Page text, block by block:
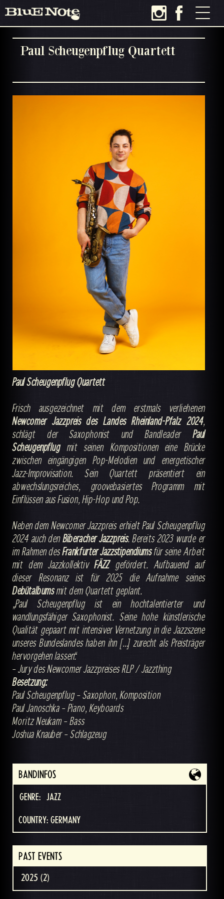
Paul Scheugenpflug Quartett
Paul Scheugenpflug Quartett
Frisch ausgezeichnet mit dem erstmals verliehenen
Newcomer Jazzpreis des Landes Rheinland-Pfalz 2024,
schlägt der Saxophonist und BandleaderPaul
Scheugenpflugmit seinen Kompositionen eine Brücke
zwischen eingängigen Pop-Melodien und energetischer
Jazz-Improvisation. Sein Quartett präsentiert ein
abwechslungsreiches, groovebasiertes Programm mit
Einflüssen aus Fusion, Hip-Hop und Pop.
Neben dem Newcomer Jazzpreis erhielt Paul Scheugenpflug
2024 auch denBiberacher Jazzpreis. Bereits 2023 wurde er
im Rahmen desFrankfurter Jazzstipendiumsfür seine Arbeit
mit dem JazzkollektivFÄZZgefördert. Aufbauend auf
dieser Resonanz ist für 2025 die Aufnahme seines
Debütalbumsmit dem Quartett geplant.
„Paul Scheugenpflug ist ein hochtalentierter und
wandlungsfähiger Saxophonist. Seine hohe künstlerische
Qualität gepaart mit intensiver Vernetzung in die Jazzszene
unseres Bundeslandes haben ihn [...] zurecht als Preisträger
hervorgehen lassen.“
– Jury des Newcomer Jazzpreises RLP / Jazzthing
Besetzung:
Paul Scheugenpflug – Saxophon, Komposition
Paul Janoschka – Piano, Keyboards
Moritz Neukam – Bass
Joshua Knauber – Schlagzeug
BANDINFOS
GENRE: JAZZ
COUNTRY: GERMANY
PAST EVENTS
2025 (2)